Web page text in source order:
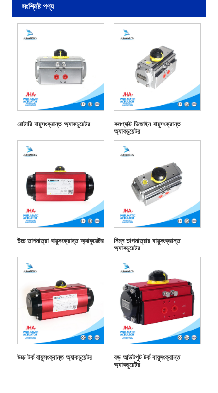
সংশ্লিষ্ট পণ্য
রোটারি বায়ুসংক্রান্ত অ্যাকচুয়েটর
কমপ্যাক্ট ডিজাইন বায়ুসংক্রান্ত
অ্যাকচুয়েটর
উচ্চ তাপমাত্রা বায়ুসংক্রান্ত অ্যাকুয়েটর
নিম্ন তাপমাত্রার বায়ুসংক্রান্ত
অ্যাকচুয়েটর
উচ্চ টর্ক বায়ুসংক্রান্ত অ্যাকচুয়েটর
বড় আউটপুট টর্ক বায়ুসংক্রান্ত
অ্যাকচুয়েটর